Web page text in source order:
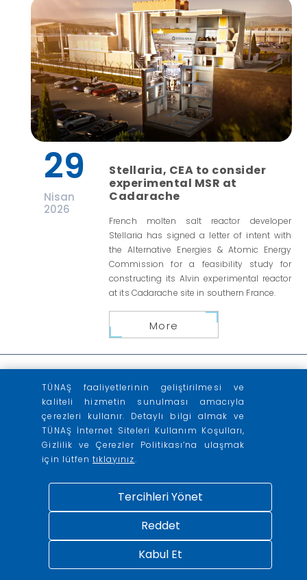
TÜNAŞ faaliyetlerinin geliştirilmesi ve
kaliteli hizmetin sunulması amacıyla
çerezleri kullanır. Detaylı bilgi almak ve
TÜNAŞ İnternet Siteleri Kullanım Koşulları,
Gizlilik ve Çerezler Politikası’na ulaşmak
için lütfentıklayınız.
Tercihleri Yönet
Reddet
Kabul Et
29
Nisan
2026
Stellaria, CEA to consider
experimental MSR at
Cadarache
French molten salt reactor developer
Stellaria has signed a letter of intent with
the Alternative Energies & Atomic Energy
Commission for a feasibility study for
constructing its Alvin experimental reactor
at its Cadarache site in southern France.
More
28
Nisan
French nuclear supply chain
boosting capacity